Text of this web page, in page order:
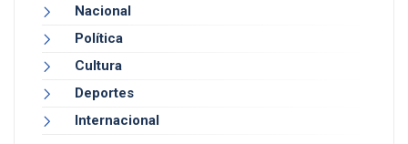
Nacional
Política
Cultura
Deportes
Internacional